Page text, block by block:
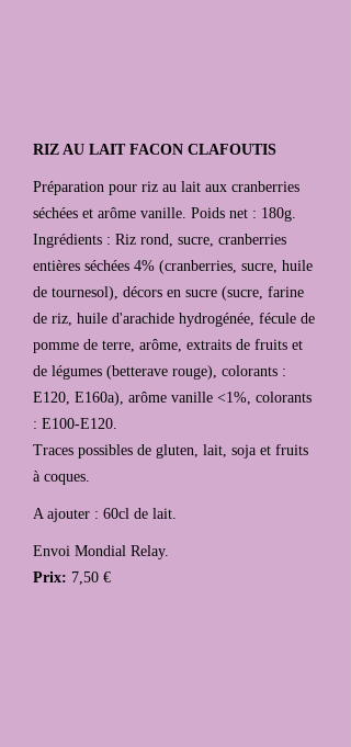
RIZ AU LAIT FACON CLAFOUTIS
Préparation pour riz au lait aux cranberries
séchées et arôme vanille. Poids net : 180g.
Ingrédients : Riz rond, sucre, cranberries
entières séchées 4% (cranberries, sucre, huile
de tournesol), décors en sucre (sucre, farine
de riz, huile d'arachide hydrogénée, fécule de
pomme de terre, arôme, extraits de fruits et
de légumes (betterave rouge), colorants :
E120, E160a), arôme vanille <1%, colorants
: E100-E120.
Traces possibles de gluten, lait, soja et fruits
à coques.
A ajouter : 60cl de lait.
Envoi Mondial Relay.
Prix: 7,50 €